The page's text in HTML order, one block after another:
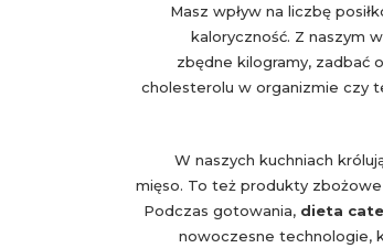
Masz wpływ na liczbę
kaloryczność. Z naszym
zbędne kilogramy, zadbać
cholesterolu w organizmie czy
W naszych kuchniach
mięso. To też produkty zbożowe
Podczas gotowania, dieta
nowoczesne technologie,